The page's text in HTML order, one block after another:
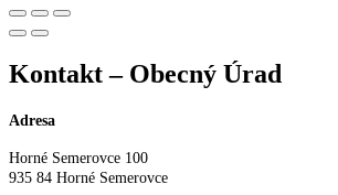
Kontakt – Obecný Úrad
Adresa
Horné Semerovce 100
935 84 Horné Semerovce